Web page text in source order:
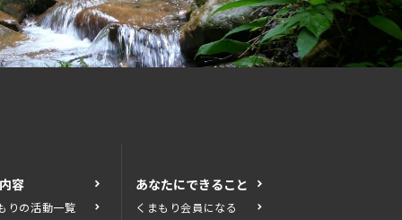
容
りの活動一覧
あなたにできること
くまもり会員になる